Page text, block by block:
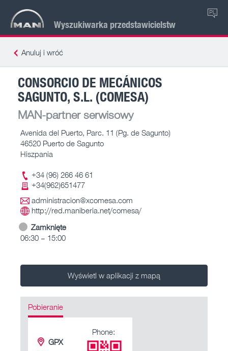
Wyszukiwarka przedstawicielstw
PL
Anuluj i wróć
CONSORCIO DE MECÁNICOS
SAGUNTO, S.L. (COMESA)
MAN-partner serwisowy
Avenida del Puerto, Parc. 11 (Pg. de Sagunto)
46520 Puerto de Sagunto
Hiszpania
+34 (96) 266 46 61
+34(962)651477
administracion@xcomesa.com
http://red.maniberia.net/comesa/
Zamknięte
06:30 – 15:00
Wyświetl w aplikacji z mapą
Pobieranie
GPX
Phone: